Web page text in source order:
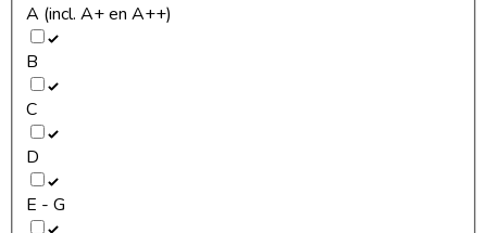
A (incl. A+ en A++)
B
C
D
E - G